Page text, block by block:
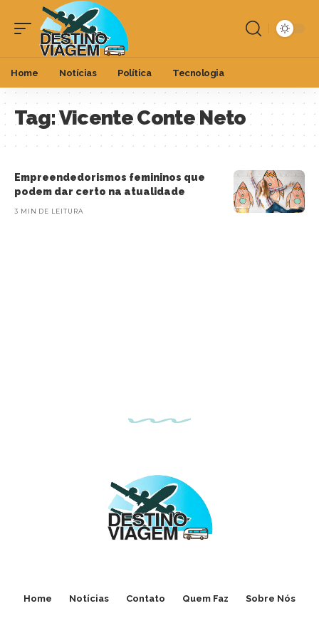
Home Notícias Política Tecnologia
Tag:Vicente Conte Neto
Empreendedorismos femininos que
podem dar certo na atualidade
3 MIN DE LEITURA
Home Notícias Contato Quem Faz Sobre Nós